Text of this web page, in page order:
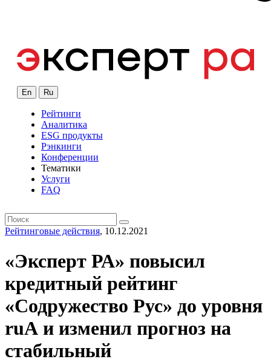
En Ru
Рейтинги
Аналитика
ESG продукты
Рэнкинги
Конференции
Тематики
Услуги
FAQ
Рейтинговые действия, 10.12.2021
«Эксперт РА» повысил
кредитный рейтинг
«Содружество Рус» до уровня
ruА и изменил прогноз на
стабильный